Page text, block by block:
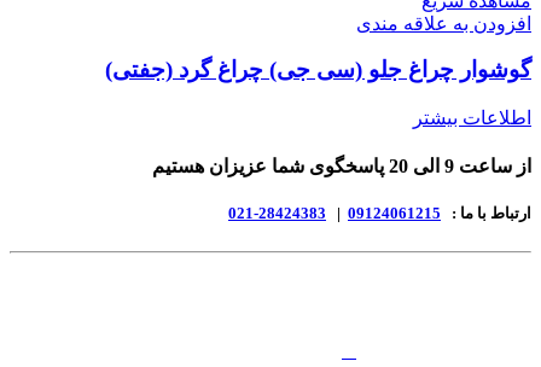
افزودن به علاقه مندی
گوشوار چراغ جلو (سی جی) چراغ گرد (جفتی)
اطلاعات بیشتر
از ساعت 9 الی 20 پاسخگوی شما عزیزان هستیم
ارتباط با ما : 09124061215
|
28424383-021